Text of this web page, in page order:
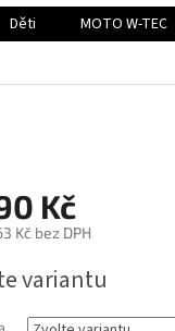
Děti MOTO W-TEC
Kč
Kč bez DPH
variantu